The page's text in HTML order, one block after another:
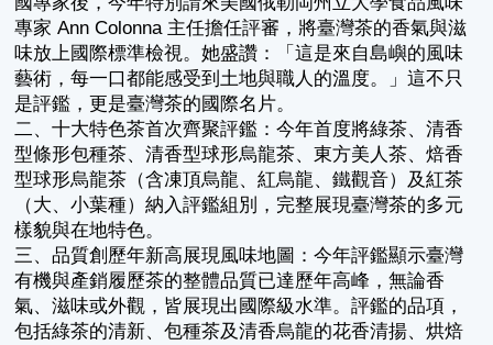
專家 Ann Colonna 主任擔任評審，將臺灣茶的香氣與滋
味放上國際標準檢視。她盛讚：「這是來自島嶼的風味
藝術，每一口都能感受到土地與職人的溫度。」這不只
是評鑑，更是臺灣茶的國際名片。
二、十大特色茶首次齊聚評鑑：今年首度將綠茶、清香
型條形包種茶、清香型球形烏龍茶、東方美人茶、焙香
型球形烏龍茶（含凍頂烏龍、紅烏龍、鐵觀音）及紅茶
（大、小葉種）納入評鑑組別，完整展現臺灣茶的多元
樣貌與在地特色。
三、品質創歷年新高展現風味地圖：今年評鑑顯示臺灣
有機與產銷履歷茶的整體品質已達歷年高峰，無論香
氣、滋味或外觀，皆展現出國際級水準。評鑑的品項，
包括綠茶的清新、包種茶及清香烏龍的花香清揚、烘焙